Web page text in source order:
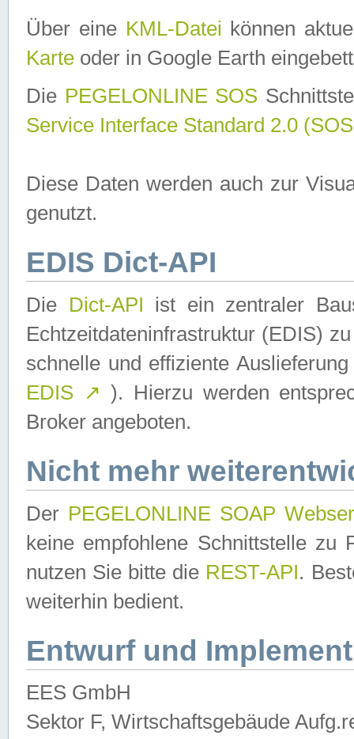
Über eine KML-Datei können
Karte oder in Google Earth
Die PEGELONLINE SOS
Service Interface Standard 2.0
Diese Daten werden auch zur
genutzt.
EDIS Dict-API
Die Dict-API ist ein zentraler
Echtzeitdateninfrastruktur (EDIS)
schnelle und effiziente
EDIS ↗ ). Hierzu werden
Broker angeboten.
Nicht mehr
Der PEGELONLINE SOAP
keine empfohlene Schnittstelle zu
nutzen Sie bitte die REST-API.
weiterhin bedient.
Entwurf und
EES GmbH
Sektor F, Wirtschaftsgebäude